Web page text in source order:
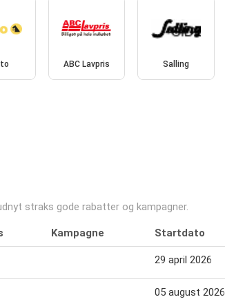
ABC Lavpris Salling
straks gode rabatter og kampagner.
Kampagne Startdato
29 april 2026
05 august 2026